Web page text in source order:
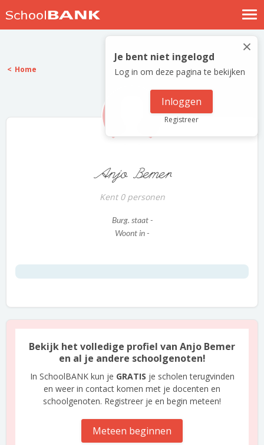
Nostalgische verhalen
Log in
Meld je gratis aan
×
Je bent niet ingelogd
Log in om deze pagina te bekijken
Inloggen
Registreer
Home
Anjo Bemer
Kent 0 personen
Burg. staat -
Woont in -
Bekijk het volledige profiel van Anjo Bemer
en al je andere schoolgenoten!
In SchoolBANK kun je GRATIS je scholen terugvinden
en weer in contact komen met je docenten en
schoolgenoten. Registreer je en begin meteen!
Meteen beginnen